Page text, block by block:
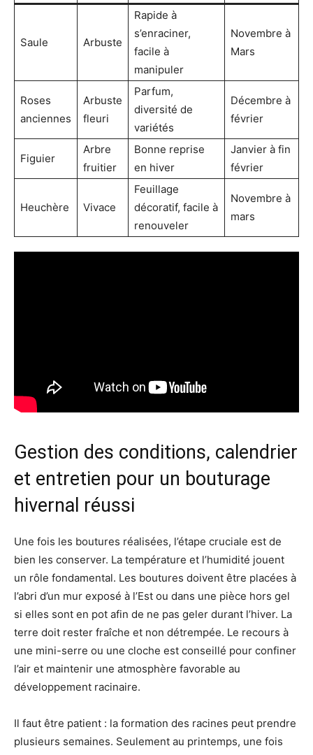
Saule Arbuste
Rapide à
s’enraciner,
facile à
manipuler
Novembre à
Mars
Roses
anciennes
Arbuste
fleuri
Parfum,
diversité de
variétés
Décembre à
février
Figuier
Arbre
fruitier
Bonne reprise
en hiver
Janvier à fin
février
Heuchère Vivace
Feuillage
décoratif, facile à
renouveler
Novembre à
mars
Gestion des conditions, calendrier
et entretien pour un bouturage
hivernal réussi
Une fois les boutures réalisées, l’étape cruciale est de
bien les conserver. La température et l’humidité jouent
un rôle fondamental. Les boutures doivent être placées à
l’abri d’un mur exposé à l’Est ou dans une pièce hors gel
si elles sont en pot afin de ne pas geler durant l’hiver. La
terre doit rester fraîche et non détrempée. Le recours à
une mini-serre ou une cloche est conseillé pour confiner
l’air et maintenir une atmosphère favorable au
développement racinaire.
Il faut être patient : la formation des racines peut prendre
plusieurs semaines. Seulement au printemps, une fois